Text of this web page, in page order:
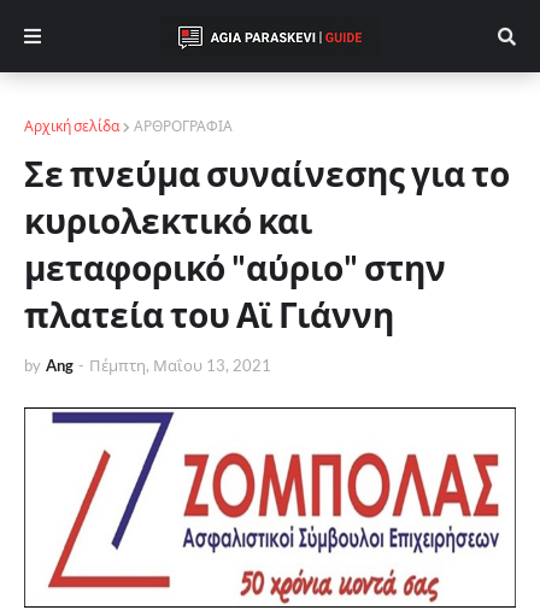
Αρχική σελίδα ΑΡΘΡΟΓΡΑΦΙΑ
Σε πνεύμα συναίνεσης για το
κυριολεκτικό και
μεταφορικό "αύριο" στην
πλατεία του Αϊ Γιάννη
by Ang - Πέμπτη, Μαΐου 13, 2021